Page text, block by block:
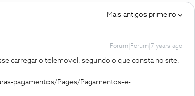
Mais antigos primeiro
Forum|Forum|7 years ago
carregar o telemovel, segundo o que consta no site,
pagamentos/Pages/Pagamentos-e-